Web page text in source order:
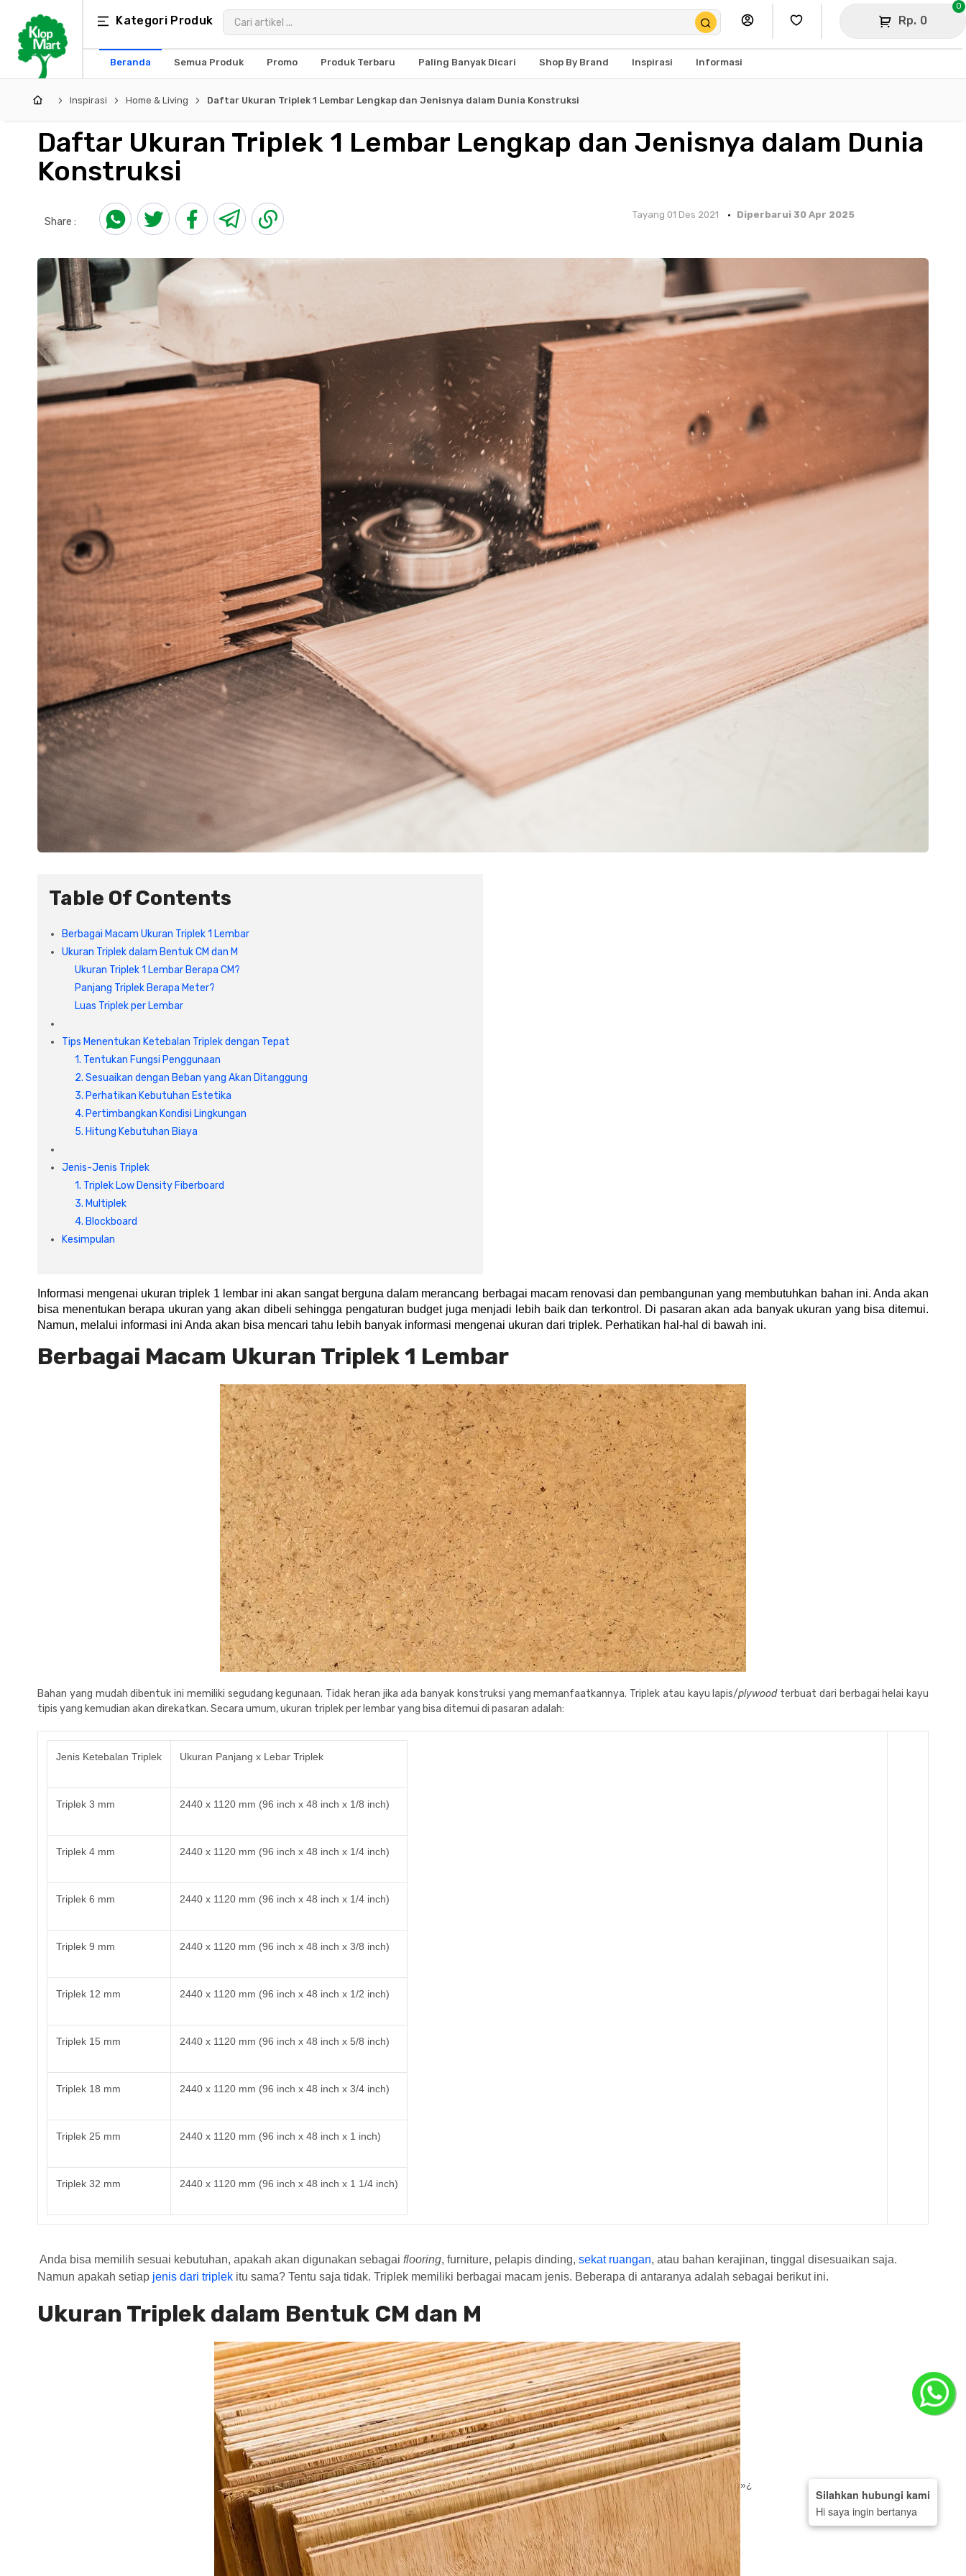
Kategori Produk Rp. 0
0
Beranda Semua Produk Promo Produk Terbaru Paling Banyak Dicari Shop By Brand Inspirasi Informasi
Kategori
Produk
Arsitektur
MEP
Interior
Inspirasi Home & Living Daftar Ukuran Triplek 1 Lembar Lengkap dan Jenisnya dalam Dunia Konstruksi
Daftar Ukuran Triplek 1 Lembar Lengkap dan Jenisnya dalam Dunia
Konstruksi
Share :
Tayang 01 Des 2021 Diperbarui 30 Apr 2025
Table Of Contents
Berbagai Macam Ukuran Triplek 1 Lembar
Ukuran Triplek dalam Bentuk CM dan M
Ukuran Triplek 1 Lembar Berapa CM?
Panjang Triplek Berapa Meter?
Luas Triplek per Lembar
Tips Menentukan Ketebalan Triplek dengan Tepat
1. Tentukan Fungsi Penggunaan
2. Sesuaikan dengan Beban yang Akan Ditanggung
3. Perhatikan Kebutuhan Estetika
4. Pertimbangkan Kondisi Lingkungan
5. Hitung Kebutuhan Biaya
Jenis-Jenis Triplek
1. Triplek Low Density Fiberboard
3. Multiplek
4. Blockboard
Kesimpulan
Informasi mengenai ukuran triplek 1 lembar ini akan sangat berguna dalam merancang berbagai macam renovasi dan pembangunan yang membutuhkan bahan ini. Anda akan
bisa menentukan berapa ukuran yang akan dibeli sehingga pengaturan budget juga menjadi lebih baik dan terkontrol. Di pasaran akan ada banyak ukuran yang bisa ditemui.
Namun, melalui informasi ini Anda akan bisa mencari tahu lebih banyak informasi mengenai ukuran dari triplek. Perhatikan hal-hal di bawah ini.
Berbagai Macam Ukuran Triplek 1 Lembar
Bahan yang mudah dibentuk ini memiliki segudang kegunaan. Tidak heran jika ada banyak konstruksi yang memanfaatkannya. Triplek atau kayu lapis/plywoodterbuat dari berbagai helai kayu
tipis yang kemudian akan direkatkan. Secara umum,ukuran triplek per lembaryang bisa ditemui di pasaran adalah:
Jenis Ketebalan Triplek Ukuran Panjang x Lebar Triplek
Triplek 3 mm 2440 x 1120 mm (96 inch x 48 inch x 1/8 inch)
Triplek 4 mm 2440 x 1120 mm (96 inch x 48 inch x 1/4 inch)
Triplek 6 mm 2440 x 1120 mm (96 inch x 48 inch x 1/4 inch)
Triplek 9 mm 2440 x 1120 mm (96 inch x 48 inch x 3/8 inch)
Triplek 12 mm 2440 x 1120 mm (96 inch x 48 inch x 1/2 inch)
Triplek 15 mm 2440 x 1120 mm (96 inch x 48 inch x 5/8 inch)
Triplek 18 mm 2440 x 1120 mm (96 inch x 48 inch x 3/4 inch)
Triplek 25 mm 2440 x 1120 mm (96 inch x 48 inch x 1 inch)
Triplek 32 mm 2440 x 1120 mm (96 inch x 48 inch x 1 1/4 inch)
Anda bisa memilih sesuai kebutuhan, apakah akan digunakan sebagai flooring, furniture, pelapis dinding, sekat ruangan, atau bahan kerajinan, tinggal disesuaikan saja.
Namun apakah setiap jenis dari triplek itu sama? Tentu saja tidak. Triplek memiliki berbagai macam jenis. Beberapa di antaranya adalah sebagai berikut ini.
Ukuran Triplek dalam Bentuk CM dan M
»¿
Silahkan hubungi kami
Hi saya ingin bertanya